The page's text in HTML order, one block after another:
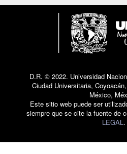
D.R. © 2022. Universidad
Ciudad Universitaria,
México,
Este sitio web puede ser
siempre que se cite la fuente de
LEGAL.